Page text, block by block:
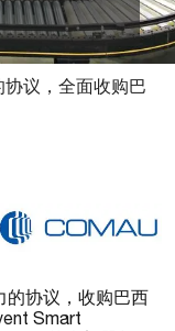
议，全面收购巴
的协议，收购巴西
Smart